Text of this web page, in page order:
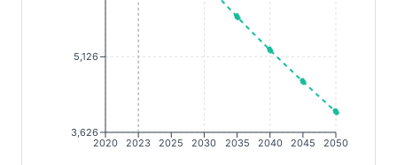
2020 2023 2025 2030 2035 2040 2045 2050
3,626
5,126